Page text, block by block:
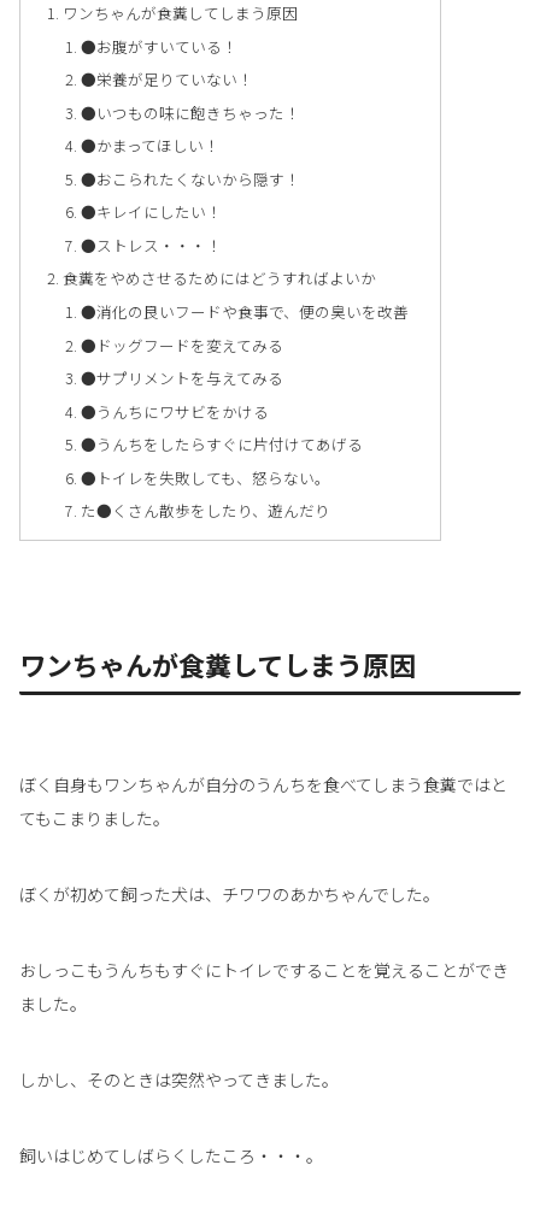
ワンちゃんが食糞してしまう原因
●お腹がすいている！
●栄養が足りていない！
●いつもの味に飽きちゃった！
●かまってほしい！
●おこられたくないから隠す！
●キレイにしたい！
●ストレス・・・！
食糞をやめさせるためにはどうすればよいか
●消化の良いフードや食事で、便の臭いを改善
●ドッグフードを変えてみる
●サプリメントを与えてみる
●うんちにワサビをかける
●うんちをしたらすぐに片付けてあげる
●トイレを失敗しても、怒らない。
た●くさん散歩をしたり、遊んだり
ワンちゃんが食糞してしまう原因
ぼく自身もワンちゃんが自分のうんちを食べてしまう食糞ではと
てもこまりました。
ぼくが初めて飼った犬は、チワワのあかちゃんでした。
おしっこもうんちもすぐにトイレですることを覚えることができ
ました。
しかし、そのときは突然やってきました。
飼いはじめてしばらくしたころ・・・。